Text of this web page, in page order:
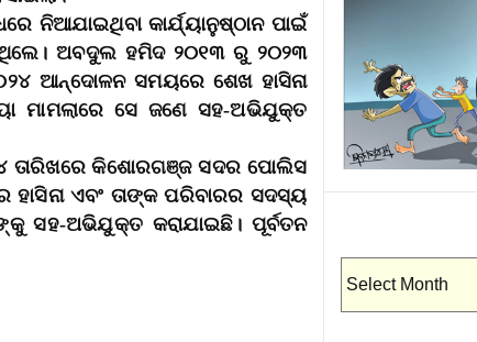
ନିଆଯାଇଥିବା କାର୍ଯ୍ୟାନୁଷ୍ଠାନ ପାଇଁ
ଅବଦୁଲ ହମିଦ ୨୦୧୩ ରୁ ୨୦୨୩
ଆନ୍ଦୋଳନ ସମୟରେ ଶେଖ ହାସିନା
ମାମଲାରେ ସେ ଜଣେ ସହ-ଅଭିଯୁକ୍ତ
ତାରିଖରେ କିଶୋରଗଞ୍ଜ ସଦର ପୋଲିସ
ଏବଂ ତାଙ୍କ ପରିବାରର ସଦସ୍ୟ
ସହ-ଅଭିଯୁକ୍ତ କରାଯାଇଛି। ପୂର୍ବତନ
Archives